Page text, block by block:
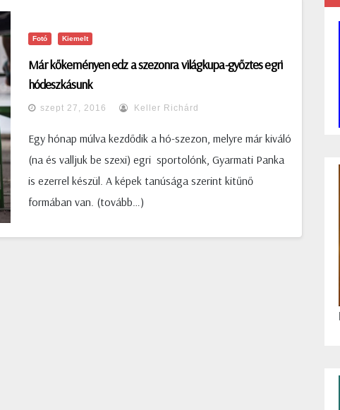
Fotó Kiemelt
Már kőkeményen edz a szezonra világkupa-győztes egri
hódeszkásunk
szept 27, 2016 Keller Richárd
Egy hónap múlva kezdődik a hó-szezon, melyre már kiváló
(na és valljuk be szexi) egri sportolónk, Gyarmati Panka
is ezerrel készül. A képek tanúsága szerint kitűnő
formában van. (tovább…)